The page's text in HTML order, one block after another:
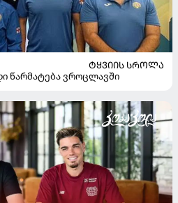
ᲢᲧᲕᲘᲘᲡ ᲡᲠᲝᲚᲐ
წარმატება ვროცლავში